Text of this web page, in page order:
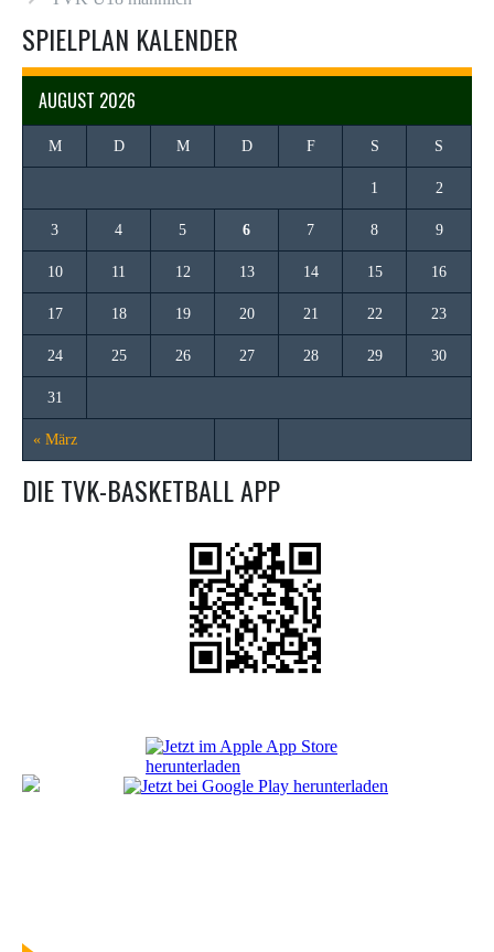
SPIELPLAN KALENDER
AUGUST 2026
M D M D F S S
« März
1 2
3 4 5 6 7 8 9
10 11 12 13 14 15 16
17 18 19 20 21 22 23
24 25 26 27 28 29 30
31
DIE TVK-BASKETBALL APP